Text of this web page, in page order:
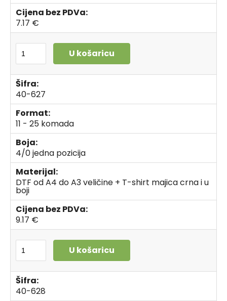
Cijena bez PDVa:
7.17 €
U košaricu
Šifra:
40-627
Format:
11 - 25 komada
Boja:
4/0 jedna pozicija
Materijal:
DTF od A4 do A3 veličine + T-shirt majica crna i u
boji
Cijena bez PDVa:
9.17 €
U košaricu
Šifra:
40-628